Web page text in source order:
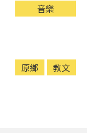
音樂
原鄉 教文